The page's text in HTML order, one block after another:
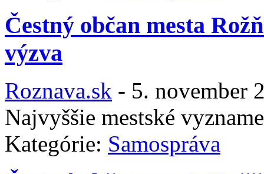
Čestný občan mesta
výzva
Roznava.sk - 5. november
Najvyššie mestské
Kategórie: Samospráva